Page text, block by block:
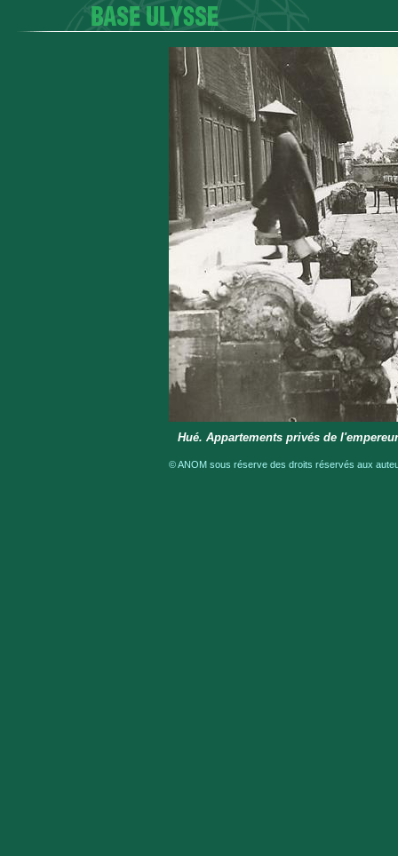
Hué. Appartements privés de
© ANOM sous réserve des droits réservés aux